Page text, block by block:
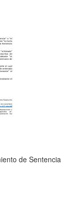
de Sentencia